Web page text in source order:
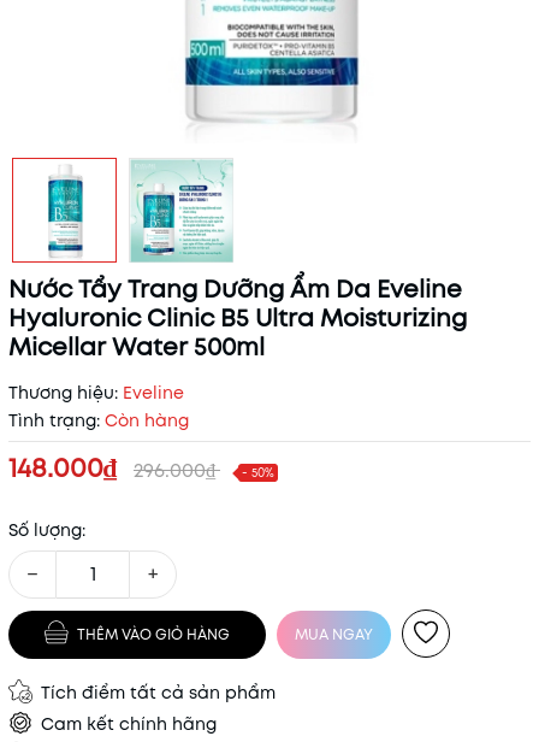
Nước Tẩy Trang Dưỡng Ẩm Da Eveline
Hyaluronic Clinic B5 Ultra Moisturizing
Micellar Water 500ml
Thương hiệu: Eveline
Tình trạng: Còn hàng
148.000₫ 296.000₫ - 50%
Số lượng:
− +
THÊM VÀO GIỎ HÀNG MUA NGAY
Tích điểm tất cả sản phẩm
Cam kết chính hãng